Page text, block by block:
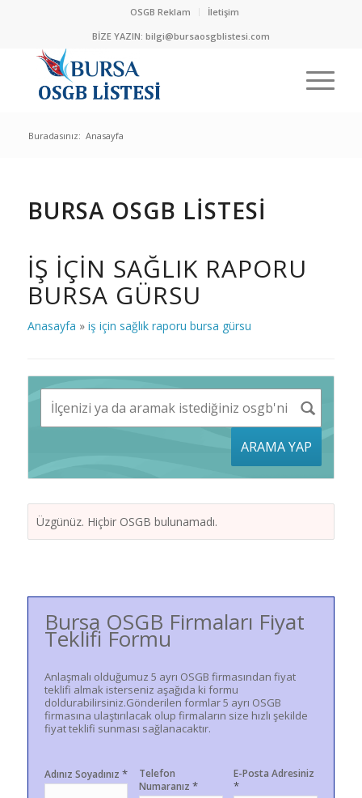
OSGB Reklam
İletişim
BİZE YAZIN: bilgi@bursaosgblistesi.com
Buradasınız: Anasayfa
BURSA OSGB LİSTESİ
IŞ IÇIN SAĞLIK RAPORU
BURSA GÜRSU
Anasayfa » iş için sağlık raporu bursa gürsu
ARAMA YAP
Üzgünüz. Hiçbir OSGB bulunamadı.
Bursa OSGB Firmaları Fiyat
Teklifi Formu
Anlaşmalı olduğumuz 5 ayrı OSGB firmasından fiyat
teklifi almak isterseniz aşağıda ki formu
doldurabilirsiniz.Gönderilen formlar 5 ayrı OSGB
firmasına ulaştırılacak olup firmaların size hızlı şekilde
fiyat teklifi sunması sağlanacaktır.
Adınız Soyadınız *
Telefon
Numaranız*
E-Posta Adresiniz
*